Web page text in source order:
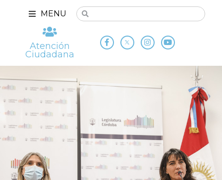
MENU
Atención
Ciudadana